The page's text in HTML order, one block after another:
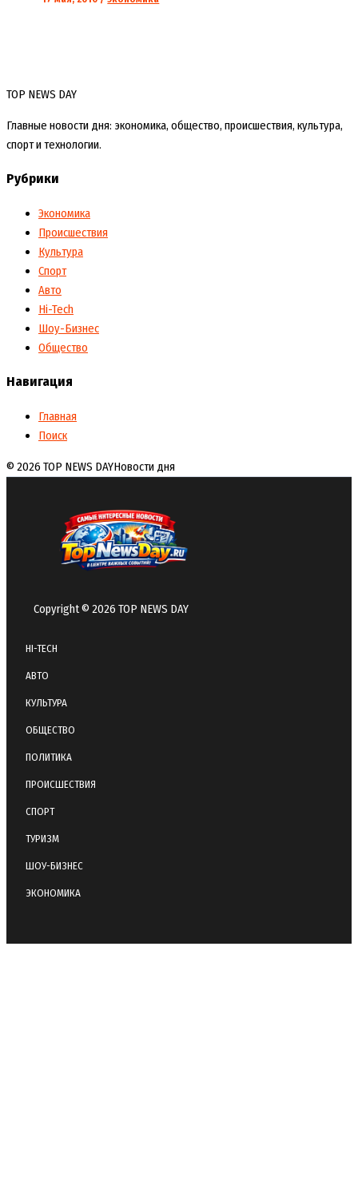
TOP NEWS DAY
Главные новости дня: экономика, общество, происшествия, культура,
спорт и технологии.
Рубрики
Экономика
Происшествия
Культура
Спорт
Авто
Hi-Tech
Шоу-Бизнес
Общество
Навигация
Главная
Поиск
© 2026 TOP NEWS DAYНовости дня
Copyright © 2026 TOP NEWS DAY
HI-TECH
АВТО
КУЛЬТУРА
ОБЩЕСТВО
ПОЛИТИКА
ПРОИСШЕСТВИЯ
СПОРТ
ТУРИЗМ
ШОУ-БИЗНЕС
ЭКОНОМИКА